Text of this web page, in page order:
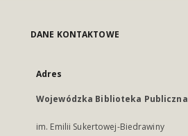
DANE KONTAKTOWE
Adres
Wojewódzka Biblioteka Publiczna
im. Emilii Sukertowej-Biedrawiny